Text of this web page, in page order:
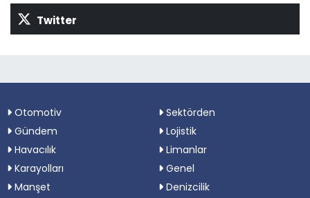
Twitter
Otomotiv
Sektörden
Gündem
Lojistik
Havacılık
Limanlar
Karayolları
Genel
Manşet
Denizcilik